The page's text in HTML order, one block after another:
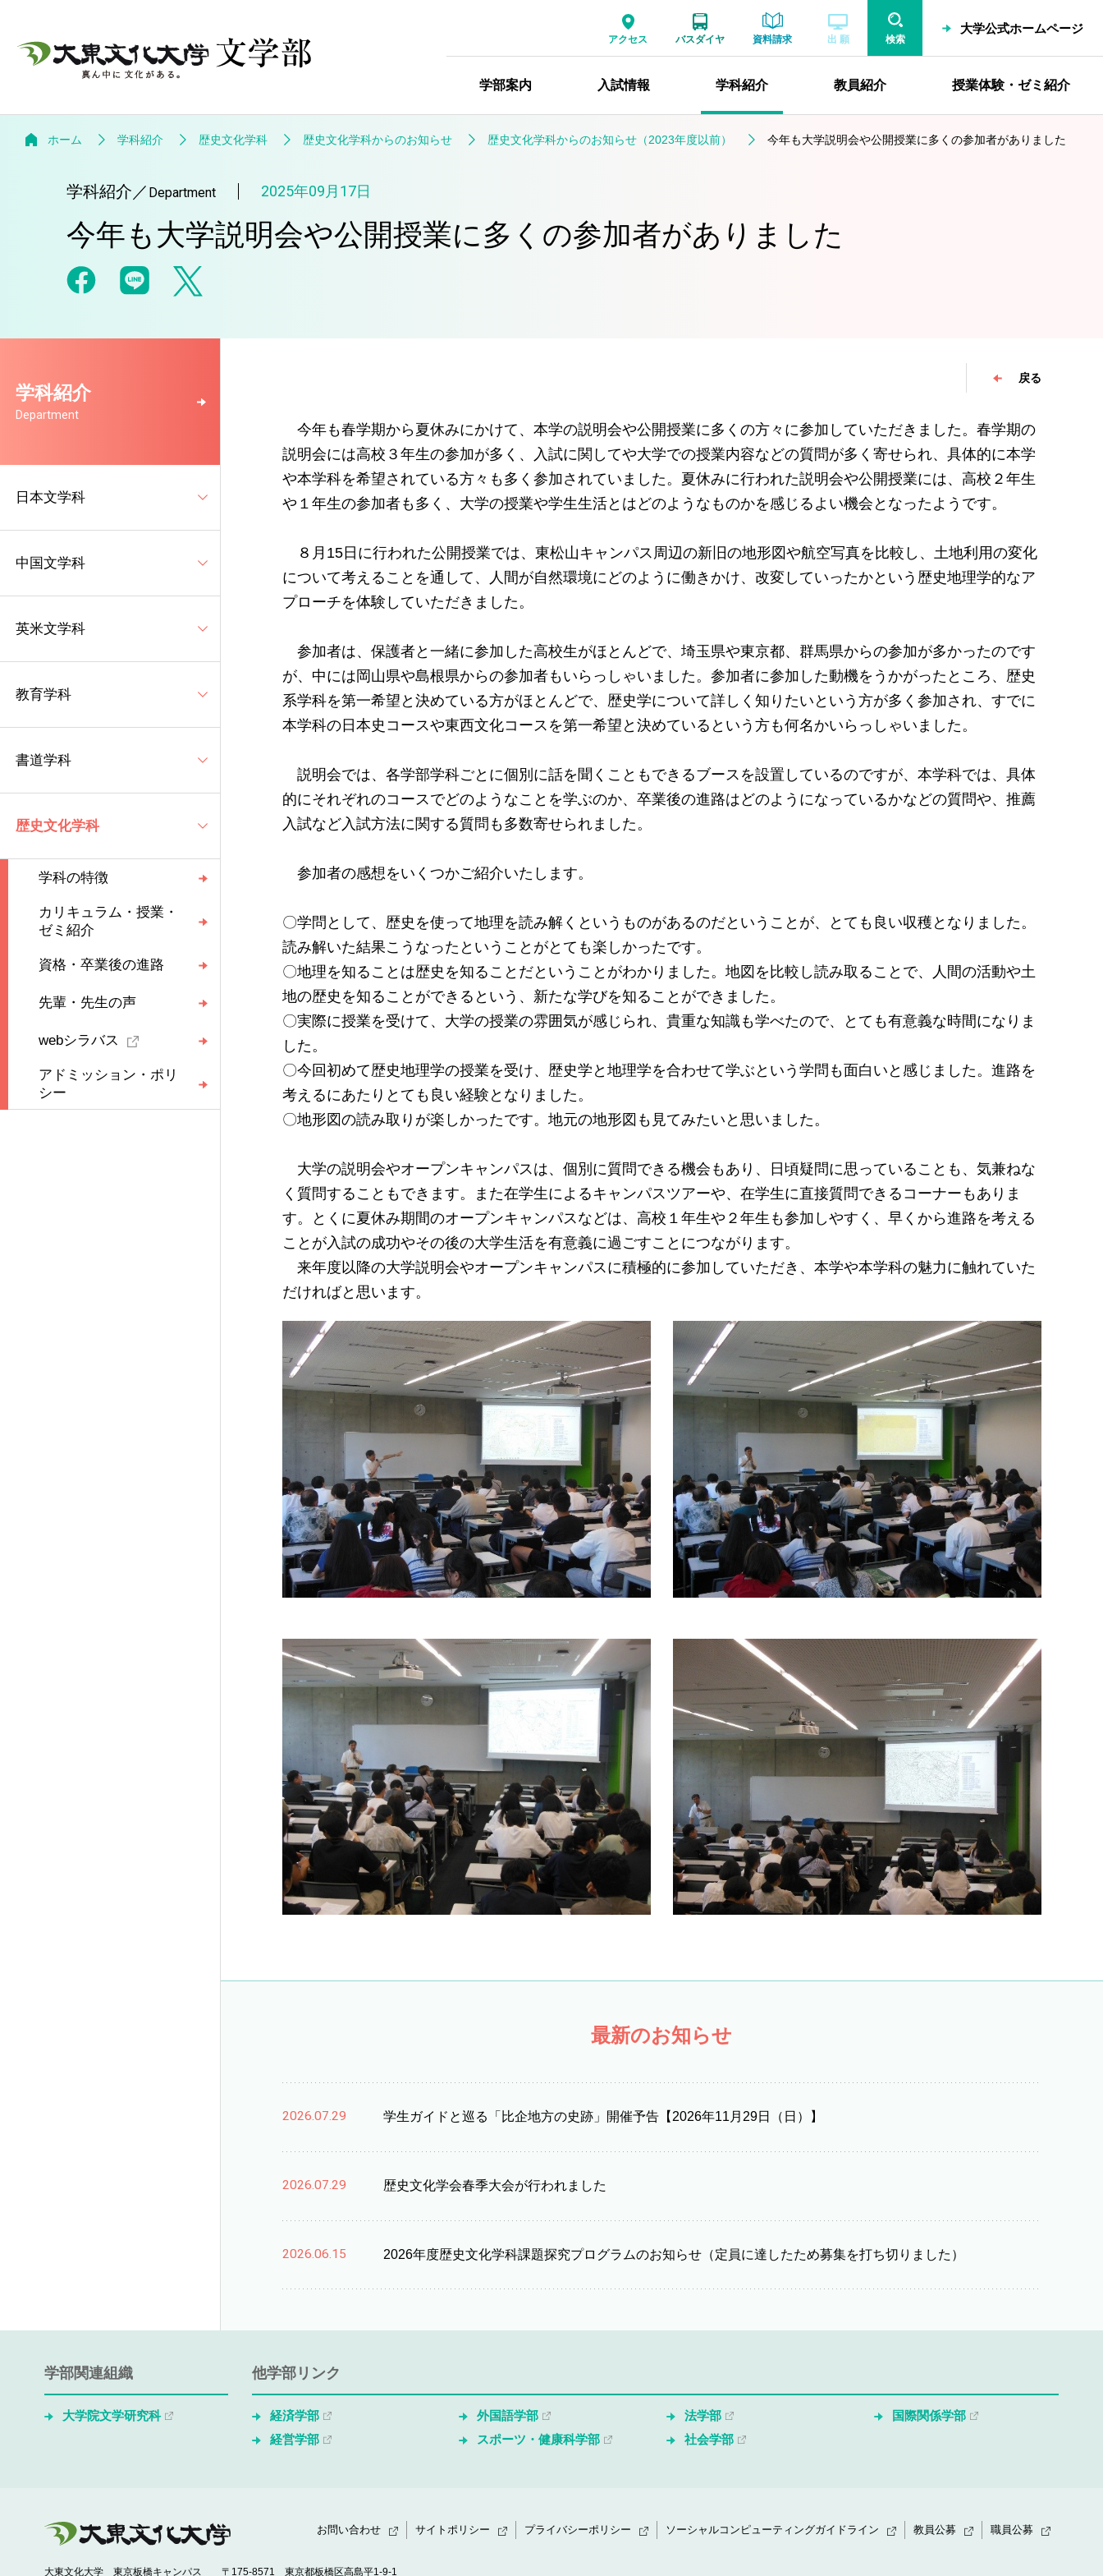
アクセス バスダイヤ 資料請求 出 願 検索
大学公式ホームページ
学部案内 入試情報 学科紹介 教員紹介 授業体験・ゼミ紹介
ホーム 学科紹介 歴史文化学科 歴史文化学科からのお知らせ 歴史文化学科からのお知らせ（2023年度以前） 今年も大学説明会や公開授業に多くの参加者がありました
学科紹介 ／ Department 2025年09月17日
今年も大学説明会や公開授業に多くの参加者がありました
学科紹介
Department
日本文学科
中国文学科
英米文学科
教育学科
書道学科
歴史文化学科
学科の特徴
カリキュラム・授業・
ゼミ紹介
資格・卒業後の進路
先輩・先生の声
webシラバス
アドミッション・ポリ
シー
戻る
今年も春学期から夏休みにかけて、本学の説明会や公開授業に多くの方々に参加していただきました。春学期の
説明会には高校３年生の参加が多く、入試に関してや大学での授業内容などの質問が多く寄せられ、具体的に本学
や本学科を希望されている方々も多く参加されていました。夏休みに行われた説明会や公開授業には、高校２年生
や１年生の参加者も多く、大学の授業や学生生活とはどのようなものかを感じるよい機会となったようです。
８月15日に行われた公開授業では、東松山キャンパス周辺の新旧の地形図や航空写真を比較し、土地利用の変化
について考えることを通して、人間が自然環境にどのように働きかけ、改変していったかという歴史地理学的なア
プローチを体験していただきました。
参加者は、保護者と一緒に参加した高校生がほとんどで、埼玉県や東京都、群馬県からの参加が多かったのです
が、中には岡山県や島根県からの参加者もいらっしゃいました。参加者に参加した動機をうかがったところ、歴史
系学科を第一希望と決めている方がほとんどで、歴史学について詳しく知りたいという方が多く参加され、すでに
本学科の日本史コースや東西文化コースを第一希望と決めているという方も何名かいらっしゃいました。
説明会では、各学部学科ごとに個別に話を聞くこともできるブースを設置しているのですが、本学科では、具体
的にそれぞれのコースでどのようなことを学ぶのか、卒業後の進路はどのようになっているかなどの質問や、推薦
入試など入試方法に関する質問も多数寄せられました。
参加者の感想をいくつかご紹介いたします。
〇学問として、歴史を使って地理を読み解くというものがあるのだということが、とても良い収穫となりました。
読み解いた結果こうなったということがとても楽しかったです。
〇地理を知ることは歴史を知ることだということがわかりました。地図を比較し読み取ることで、人間の活動や土
地の歴史を知ることができるという、新たな学びを知ることができました。
〇実際に授業を受けて、大学の授業の雰囲気が感じられ、貴重な知識も学べたので、とても有意義な時間になりま
した。
〇今回初めて歴史地理学の授業を受け、歴史学と地理学を合わせて学ぶという学問も面白いと感じました。進路を
考えるにあたりとても良い経験となりました。
〇地形図の読み取りが楽しかったです。地元の地形図も見てみたいと思いました。
大学の説明会やオープンキャンパスは、個別に質問できる機会もあり、日頃疑問に思っていることも、気兼ねな
く質問することもできます。また在学生によるキャンパスツアーや、在学生に直接質問できるコーナーもありま
す。とくに夏休み期間のオープンキャンパスなどは、高校１年生や２年生も参加しやすく、早くから進路を考える
ことが入試の成功やその後の大学生活を有意義に過ごすことにつながります。
来年度以降の大学説明会やオープンキャンパスに積極的に参加していただき、本学や本学科の魅力に触れていた
だければと思います。
最新のお知らせ
2026.07.29 学生ガイドと巡る「比企地方の史跡」開催予告【2026年11月29日（日）】
2026.07.29 歴史文化学会春季大会が行われました
2026.06.15 2026年度歴史文化学科課題探究プログラムのお知らせ（定員に達したため募集を打ち切りました）
学部関連組織
大学院文学研究科
他学部リンク
経済学部 外国語学部 法学部
国際関係学部
経営学部
スポーツ・健康科学部 社会学部
大東文化大学 東京板橋キャンパス 〒175-8571 東京都板橋区高島平1-9-1
お問い合わせ サイトポリシー プライバシーポリシー ソーシャルコンピューティングガイドライン 教員公募 職員公募